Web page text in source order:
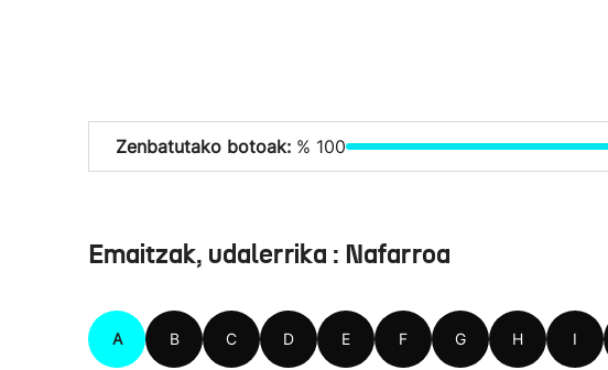
Zenbatutako botoak: % 100
Emaitzak, udalerrika : Nafarroa
A B C D E F G H I